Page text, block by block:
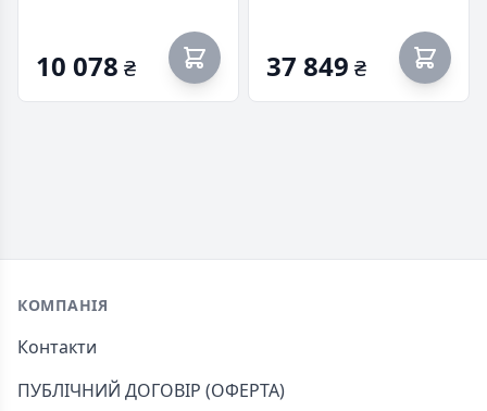
10 078 ₴ 37 849 ₴
Footer
КОМПАНІЯ
Контакти
ПУБЛІЧНИЙ ДОГОВІР (ОФЕРТА)